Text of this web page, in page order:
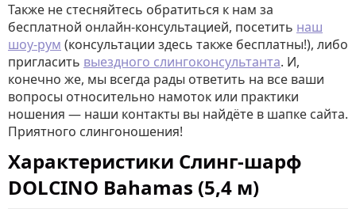
Также не стесняйтесь обратиться к нам за
бесплатной онлайн-консультацией, посетить наш
шоу-рум (консультации здесь также бесплатны!), либо
пригласить выездного слингоконсультанта. И,
конечно же, мы всегда рады ответить на все ваши
вопросы относительно намоток или практики
ношения — наши контакты вы найдёте в шапке сайта.
Приятного слингоношения!
Характеристики Слинг-шарф
DOLCINO Bahamas (5,4 м)